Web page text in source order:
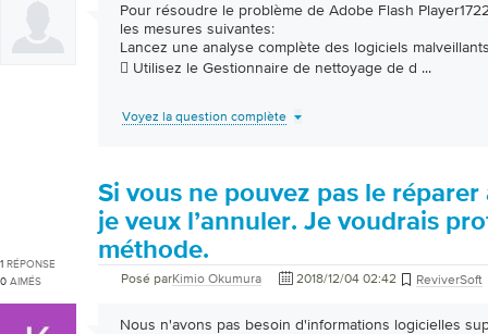
Pour résoudre le problème de Adobe Flash
les mesures suivantes:
Lancez une analyse complète des logiciels
 Utilisez le Gestionnaire de nettoyage de d ...
Voyez la question complète
1 RÉPONSE
0 AIMÉS
Si vous ne pouvez pas le réparer
je veux l’annuler. Je voudrais
méthode.
Posé parKimio Okumura 2018/12/04 02:42 ReviverSoft
Nous n'avons pas besoin d'informations logicielles